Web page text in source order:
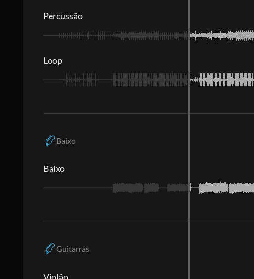
Percussão
Loop
Baixo
Baixo
Guitarras
Violão